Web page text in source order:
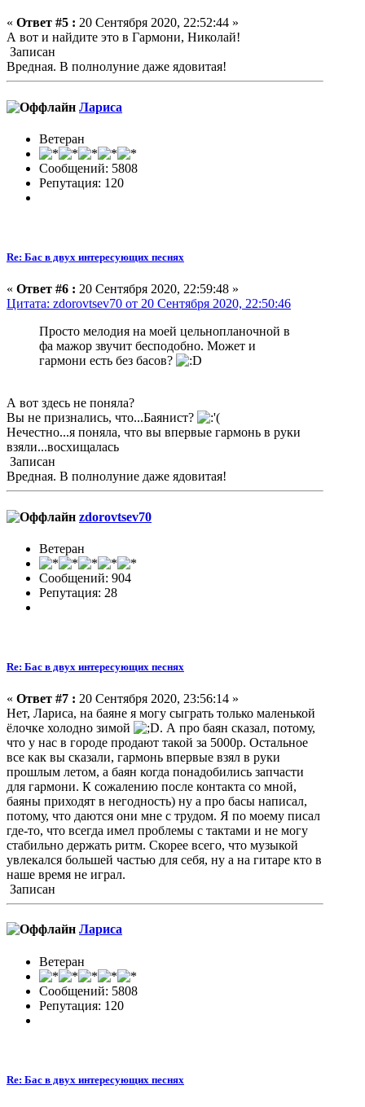
« Ответ #5 : 20 Сентября 2020, 22:52:44 »
А вот и найдите это в Гармони, Николай!
Записан
Вредная. В полнолуние даже ядовитая!
Лариса
Ветеран
Сообщений: 5808
Репутация: 120
Re: Бас в двух интересующих песнях
« Ответ #6 : 20 Сентября 2020, 22:59:48 »
Цитата: zdorovtsev70 от 20 Сентября 2020, 22:50:46
Просто мелодия на моей цельнопланочной в
фа мажор звучит бесподобно. Может и
гармони есть без басов?
А вот здесь не поняла?
Вы не признались, что...Баянист?
Нечестно...я поняла, что вы впервые гармонь в руки
взяли...восхищалась
Записан
Вредная. В полнолуние даже ядовитая!
zdorovtsev70
Ветеран
Сообщений: 904
Репутация: 28
Re: Бас в двух интересующих песнях
« Ответ #7 : 20 Сентября 2020, 23:56:14 »
Нет, Лариса, на баяне я могу сыграть только маленькой
ёлочке холодно зимой
. А про баян сказал, потому,
что у нас в городе продают такой за 5000р. Остальное
все как вы сказали, гармонь впервые взял в руки
прошлым летом, а баян когда понадобились запчасти
для гармони. К сожалению после контакта со мной,
баяны приходят в негодность) ну а про басы написал,
потому, что даются они мне с трудом. Я по моему писал
где-то, что всегда имел проблемы с тактами и не могу
стабильно держать ритм. Скорее всего, что музыкой
увлекался большей частью для себя, ну а на гитаре кто в
наше время не играл.
Записан
Лариса
Ветеран
Сообщений: 5808
Репутация: 120
Re: Бас в двух интересующих песнях